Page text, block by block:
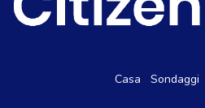
Casa Sondaggi